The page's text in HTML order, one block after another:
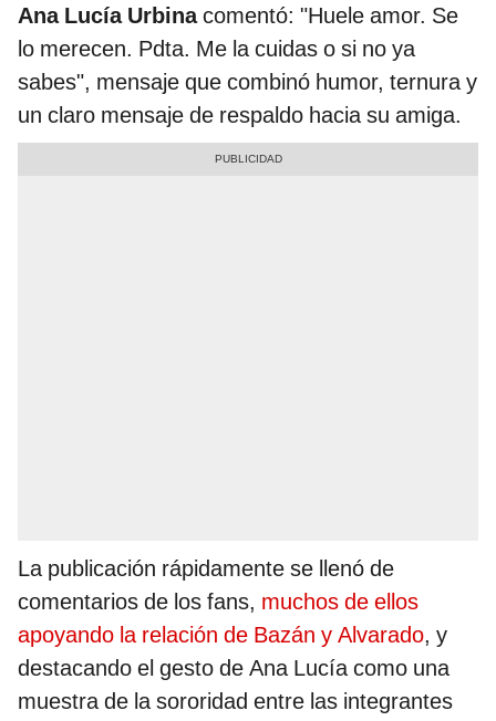
Ana Lucía Urbinacomentó: "Huele amor. Se
lo merecen. Pdta. Me la cuidas o si no ya
sabes", mensaje que combinó humor, ternura y
un claro mensaje de respaldo hacia su amiga.
La publicación rápidamente se llenó de
comentarios de los fans, muchos de ellos
apoyando la relación de Bazán y Alvarado, y
destacando el gesto de Ana Lucía como una
muestra de la sororidad entre las integrantes